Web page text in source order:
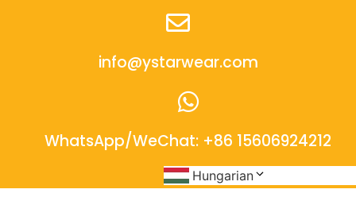
info@ystarwear.com
WhatsApp/WeChat: +86 15606924212
Hungarian